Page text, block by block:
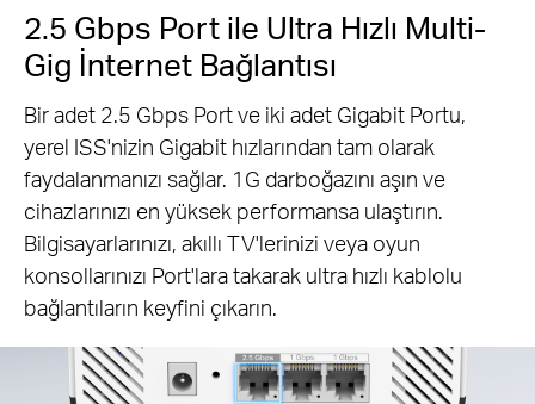
2.5 Gbps Port ile Ultra Hızlı Multi-
Gig İnternet Bağlantısı
Bir adet 2.5 Gbps Port ve iki adet Gigabit Portu,
yerel ISS'nizin Gigabit hızlarından tam olarak
faydalanmanızı sağlar. 1G darboğazını aşın ve
cihazlarınızı en yüksek performansa ulaştırın.
Bilgisayarlarınızı, akıllı TV'lerinizi veya oyun
konsollarınızı Port'lara takarak ultra hızlı kablolu
bağlantıların keyfini çıkarın.